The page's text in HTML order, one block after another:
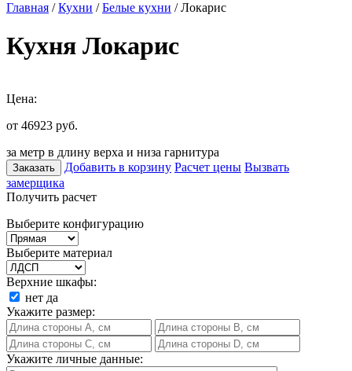
Главная /Кухни /Белые кухни / Локарис
Кухня Локарис
Цена:
от 46923 руб.
за метр в длину верха и низа гарнитура
Заказать Добавить в корзину Расчет цены Вызвать
замерщика
Получить расчет
Выберите конфигурацию
Выберите материал
Верхние шкафы:
нет да
Укажите размер:
Укажите личные данные: